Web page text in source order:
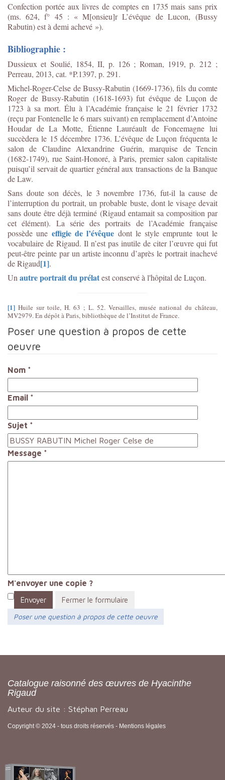
Confection portée aux livres de comptes en 1735 mais sans prix
(ms. 624, f° 45 : « M[onsieu]r L’évêque de Lucon, (Bussy
Rabutin) est à demi achevé »).
Bibliographie :
Dussieux et Soulié, 1854, II, p. 126 ; Roman, 1919, p. 212 ;
Perreau, 2013, cat. *P.1397, p. 291.
Michel-Roger-Celse de Bussy-Rabutin (1669-1736), fils du comte
Roger de Bussy-Rabutin (1618-1693) fut évêque de Luçon de
1723 à sa mort. Élu à l’Académie française le 21 février 1732
(reçu par Fontenelle le 6 mars suivant) en remplacement d’Antoine
Houdar de La Motte, Étienne Lauréault de Foncemagne lui
succèdera le 15 décembre 1736. L’évêque de Luçon fréquenta le
salon de Claudine Alexandrine Guérin, marquise de Tencin
(1682-1749), rue Saint-Honoré, à Paris, premier salon capitaliste
puisqu’il servait de quartier général aux transactions de la Banque
de Law.
Sans doute son décès, le 3 novembre 1736, fut-il la cause de
l’interruption du portrait, un probable buste, dont le visage devait
sans doute être déjà terminé (Rigaud entamait sa composition par
cet élément). La série des portraits de l’Académie française
possède une effigie de l’évêque dont le style emprunte tout le
vocabulaire de Rigaud. Il n’est pas inutile de citer l’œuvre qui fut
peut-être peinte par un artiste inconnu d’après le portrait inachevé
de Rigaud[1].
Un autre portrait du prélatest conservé à l'hôpital de Luçon.
[1] Huile sur toile, H. 63 ; L. 52. Versailles, musée national du château,
MV2979. En dépôt à Paris, bibliothèque de l’Institut de France.
Poser une question à propos de cette
oeuvre
Nom *
Email *
Sujet *
Message *
M'envoyer une copie ?
Envoyer
Fermer le formulaire
Poser une question à propos de cette oeuvre
Catalogue raisonné des œuvres de Hyacinthe
Rigaud
Auteur du site : Stéphan Perreau
Copyright © 2024 - tous droits réservés - Mentions légales